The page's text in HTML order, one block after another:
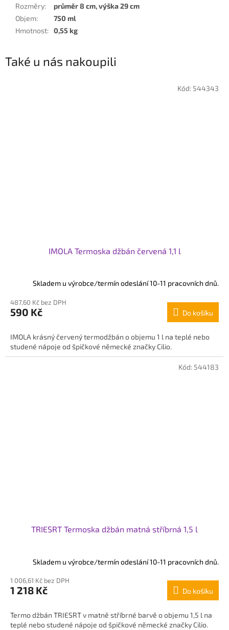
Rozměry:
průměr 8 cm, výška 29 cm
Objem:
750 ml
Hmotnost: 0,55 kg
Také u nás nakoupili
IMOLA Termoska džbán červená 1,1 l
Skladem u výrobce/termín odeslání 10-11 pracovních dnů.
487,60 Kč bez DPH
590 Kč Do košíku
IMOLA krásný červený termodžbán o objemu 1 l na teplé nebo
studené nápoje od špičkové německé značky Cilio.
Kód: 544343
TRIESRT Termoska džbán matná stříbrná 1,5 l
Skladem u výrobce/termín odeslání 10-11 pracovních dnů.
1 006,61 Kč bez DPH
1 218 Kč Do košíku
Termo džbán TRIESRT v matně stříbrné barvě o objemu 1,5 l na
teplé nebo studené nápoje od špičkové německé značky Cilio.
Kód: 544183